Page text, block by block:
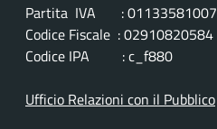
Partita IVA : 01133581007
Codice Fiscale : 02910820584
Codice IPA : c_f880
Ufficio Relazioni con il Pubblico